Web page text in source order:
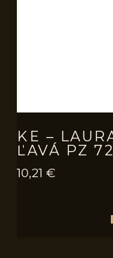
KE –
ĽAVÁ PZ
10,21 €